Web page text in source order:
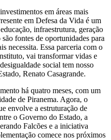
em áreas mais
em Defesa da Vida é um
infraestrutura, geração
fontes de oportunidades para
necessita. Essa parceria com o
vai transformar vidas e
social tem nosso
Renato Casagrande.
há quatro meses, com um
de Piranema. Agora, o
envolve a estruturação de
o Governo do Estado, a
Falcões e a iniciativa
comece nos próximos